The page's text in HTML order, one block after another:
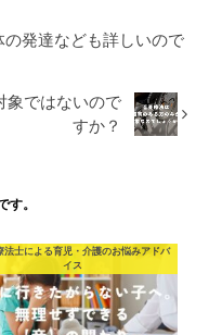
発達なども詳しいので
象ではないので
すか？
す。
法士による育児・介護のお悩みアドバ
イス